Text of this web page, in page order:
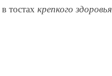
тостах крепкого здоровья